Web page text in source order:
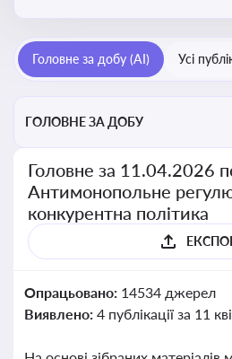
забезпечення рівних умов для суб’єктів
господарювання
Головне за добу (AI) Усі
ГОЛОВНЕ ЗА ДОБУ
Головне за 11.04.2026
Антимонопольне
конкурентна політика
Опрацьовано: 14534 джерел
Виявлено: 4 публікації за 11